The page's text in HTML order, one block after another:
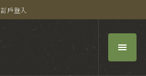
訂戶登入